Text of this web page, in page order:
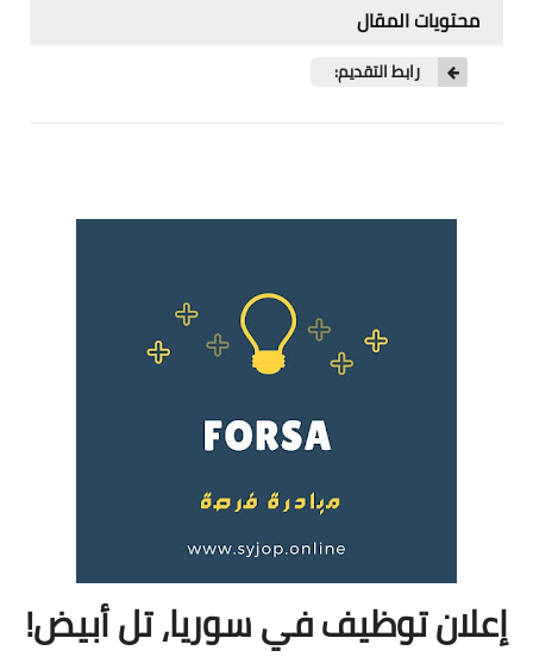
محتويات المقال
رابط التقديم:
إعلان توظيف في سوريا، تل أبيض!